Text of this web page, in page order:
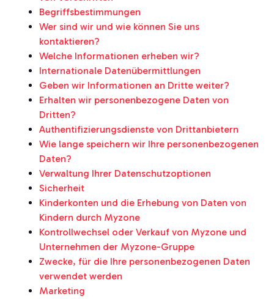
Begriffsbestimmungen
Wer sind wir und wie können Sie uns
kontaktieren?
Welche Informationen erheben wir?
Internationale Datenübermittlungen
Geben wir Informationen an Dritte weiter?
Erhalten wir personenbezogene Daten von
Dritten?
Authentifizierungsdienste von Drittanbietern
Wie lange speichern wir Ihre personenbezogenen
Daten?
Verwaltung Ihrer Datenschutzoptionen
Sicherheit
Kinderkonten und die Erhebung von Daten von
Kindern durch Myzone
Kontrollwechsel oder Verkauf von Myzone und
Unternehmen der Myzone-Gruppe
Zwecke, für die Ihre personenbezogenen Daten
verwendet werden
Marketing